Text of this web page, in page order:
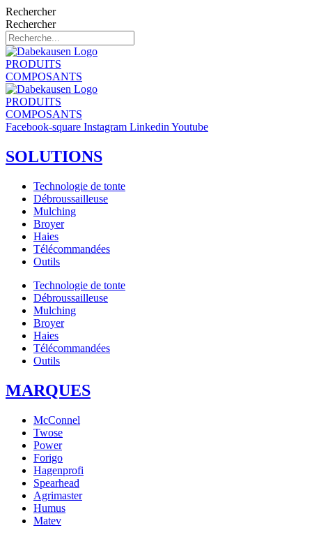
Rechercher
Rechercher
PRODUITS
COMPOSANTS
PRODUITS
COMPOSANTS
Facebook-square Instagram Linkedin Youtube
SOLUTIONS
Technologie de tonte
Débroussailleuse
Mulching
Broyer
Haies
Télécommandées
Outils
Technologie de tonte
Débroussailleuse
Mulching
Broyer
Haies
Télécommandées
Outils
MARQUES
McConnel
Twose
Power
Forigo
Hagenprofi
Spearhead
Agrimaster
Humus
Matev